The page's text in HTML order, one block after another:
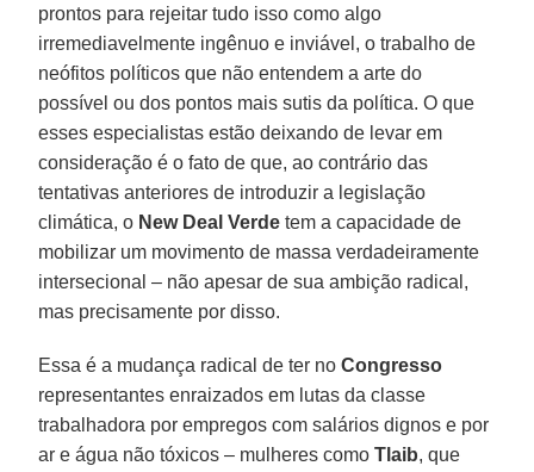
prontos para rejeitar tudo isso como algo
irremediavelmente ingênuo e inviável, o trabalho de
neófitos políticos que não entendem a arte do
possível ou dos pontos mais sutis da política. O que
esses especialistas estão deixando de levar em
consideração é o fato de que, ao contrário das
tentativas anteriores de introduzir a legislação
climática, o New Deal Verde tem a capacidade de
mobilizar um movimento de massa verdadeiramente
intersecional – não apesar de sua ambição radical,
mas precisamente por disso.
Essa é a mudança radical de ter noCongresso
representantes enraizados em lutas da classe
trabalhadora por empregos com salários dignos e por
ar e água não tóxicos – mulheres comoTlaib, que